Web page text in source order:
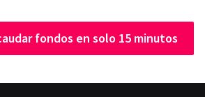
fondos en solo 15 minutos